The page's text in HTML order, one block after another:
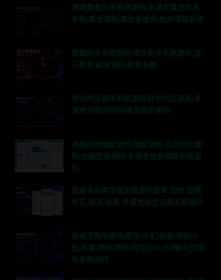
高端黄金交易系统源码|多语言黄金交易
系统|黄金理财|黄金金投资|投资理财系统
高端刷单系统源码|音乐刷单系统源码|音
乐刷单|刷单源码|刷单系统
秒合约交易所系统源码|秒合约交易所|多
语言交易所|时间盘交易所源码
高端投资理财源码|理财源码|项目投资源
码|金融投资源码|多语言投资理财系统源
码
高端全品类交易系统源码跟单 加密 股票
外汇 期货 指数 多语言综合交易系统源码
高端交易所源码|期货|外汇|美股|港股|A
股|永续|期权|跟单|闪兑|C2C|IM聊天|交易
所系统源码